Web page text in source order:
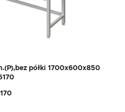
półki 1700x600x850